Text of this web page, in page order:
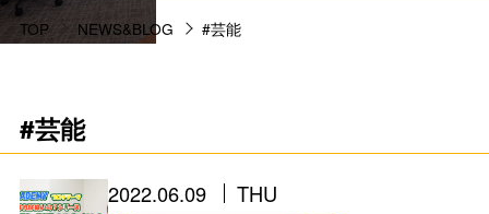
活動サポート
講師紹介
お知らせ＆ブログ
TOP NEWS&BLOG #芸能
#芸能
2022.06.09 THU